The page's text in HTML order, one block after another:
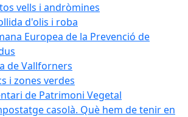
vells i andròmines
d'olis i roba
Europea de la Prevenció de
de Vallforners
i zones verdes
de Patrimoni Vegetal
casolà. Què hem de tenir en